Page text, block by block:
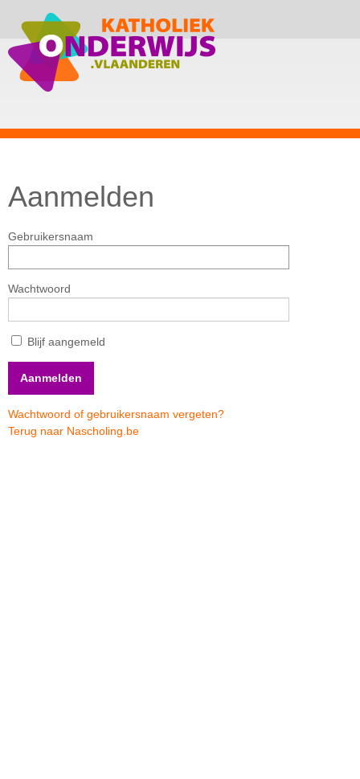
Aanmelden
Gebruikersnaam
Wachtwoord
Blijf aangemeld
Wachtwoord of gebruikersnaam vergeten?
Terug naar Nascholing.be